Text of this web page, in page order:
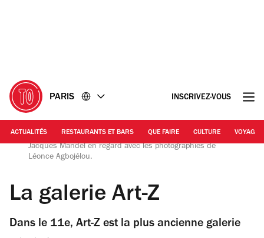
PARIS INSCRIVEZ-VOUS
ACTUALITÉS RESTAURANTS ET BARS QUE FAIRE CULTURE VOYAGE
© Galerie Art-Z | Fétiches issus de la collection Jean-
Jacques Mandel en regard avec les photographies de
Léonce Agbojélou.
La galerie Art-Z
Dans le 11e, Art-Z est la plus ancienne galerie